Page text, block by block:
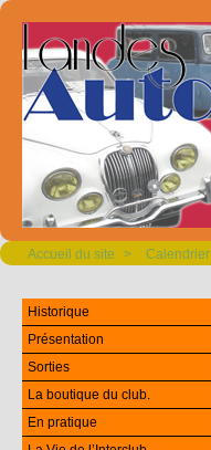
Accueil du site > Calendrier
Historique
Présentation
Sorties
La boutique du club.
En pratique